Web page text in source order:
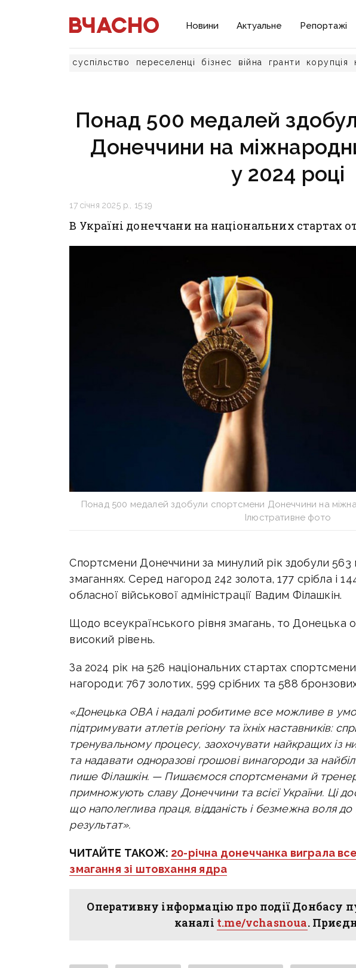
Новини Актуальне Репортажі
суспільство переселенці бізнес війна гранти корупція
Понад 500 медалей
Донеччини на
у 2024 році
17 січня 2025 р., 15:19
В Україні донеччани на національних стартах
Понад 500 медалей здобули спортсмени Донеччини на
Ілюстративне фото
Спортсмени Донеччини за минулий рік здобули 563
змаганнях. Серед нагород 242 золота, 177 срібла і
обласної військової адміністрації Вадим Філашкін.
Щодо всеукраїнського рівня змагань, то Донецька
високий рівень.
За 2024 рік на 526 національних стартах
нагороди: 767 золотих, 599 срібних та 588
«Донецька ОВА і надалі робитиме все можливе в
підтримувати атлетів регіону та їхніх наставників:
тренувальному процесу, заохочувати найкращих із
та надавати одноразові грошові винагороди за
пише Філашкін. — Пишаємося спортсменами й
примножують славу Донеччини та всієї України. Ці
що наполеглива праця, відданість і безмежна воля
результат».
ЧИТАЙТЕ ТАКОЖ: 20-річна донеччанка виграла
змагання зі штовхання ядра
Оперативну інформацію про події Донбасу
каналі t.me/vchasnoua.